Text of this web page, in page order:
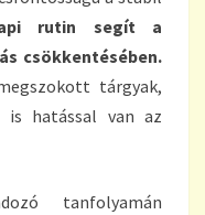
rutin segít a
csökkentésében.
tárgyak,
is hatással van az
tanfolyamán